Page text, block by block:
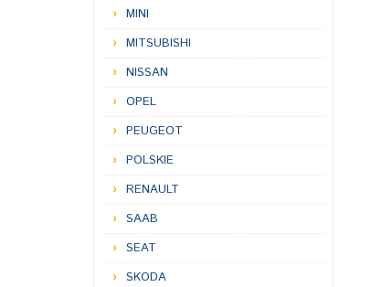
MINI
MITSUBISHI
NISSAN
OPEL
PEUGEOT
POLSKIE
RENAULT
SAAB
SEAT
SKODA